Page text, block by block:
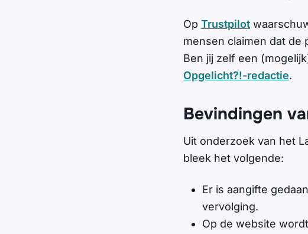
Op Trustpilot
mensen claimen dat de
Ben jij zelf een
Opgelicht?!-redactie.
Bevindingen
Uit onderzoek van het
bleek het volgende:
Er is aangifte
vervolging.
Op de website